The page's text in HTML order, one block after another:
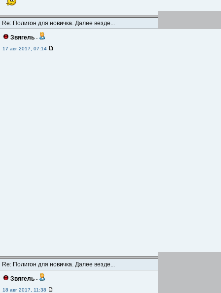
Re: Полигон для новичка. Далее везде...
Звягель -
17 авг 2017, 07:14
Re: Полигон для новичка. Далее везде...
Звягель -
18 авг 2017, 11:38